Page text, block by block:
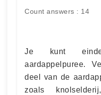
Count answers : 14
Je kunt
aardappelpuree.
deel van de
zoals